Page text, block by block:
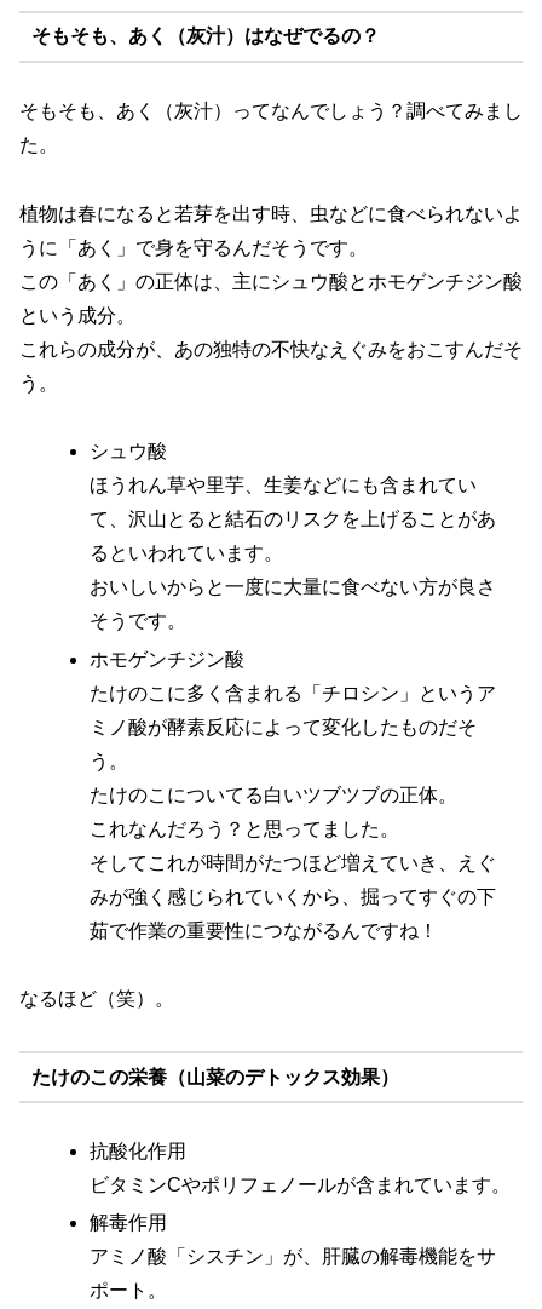
そもそも、あく（灰汁）はなぜでるの？
そもそも、あく（灰汁）ってなんでしょう？調べてみまし
た。
植物は春になると若芽を出す時、虫などに食べられないよ
うに「あく」で身を守るんだそうです。
この「あく」の正体は、主にシュウ酸とホモゲンチジン酸
という成分。
これらの成分が、あの独特の不快なえぐみをおこすんだそ
う。
シュウ酸
ほうれん草や里芋、生姜などにも含まれてい
て、沢山とると結石のリスクを上げることがあ
るといわれています。
おいしいからと一度に大量に食べない方が良さ
そうです。
ホモゲンチジン酸
たけのこに多く含まれる「チロシン」というア
ミノ酸が酵素反応によって変化したものだそ
う。
たけのこについてる白いツブツブの正体。
これなんだろう？と思ってました。
そしてこれが時間がたつほど増えていき、えぐ
みが強く感じられていくから、掘ってすぐの下
茹で作業の重要性につながるんですね！
なるほど（笑）。
たけのこの栄養（山菜のデトックス効果）
抗酸化作用
ビタミンCやポリフェノールが含まれています。
解毒作用
アミノ酸「シスチン」が、肝臓の解毒機能をサ
ポート。